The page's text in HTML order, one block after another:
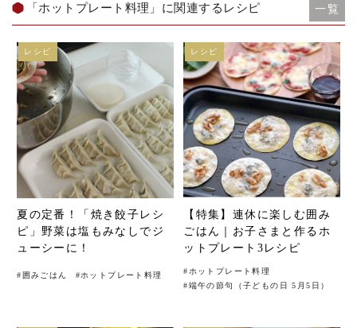
「ホットプレート料理」に関連するレシピ 一覧
夏の定番！「焼き餃子レシ
ピ」野菜は塩もみなしでジ
ューシーに！
# 囲みごはん #ホットプレート料理
レシピ
【特集】連休に楽しむ囲み
ごはん｜お子さまと作るホ
ットプレート3レシピ
# ホットプレート料理
#端午の節句（子どもの日 5月5日）
レシピ